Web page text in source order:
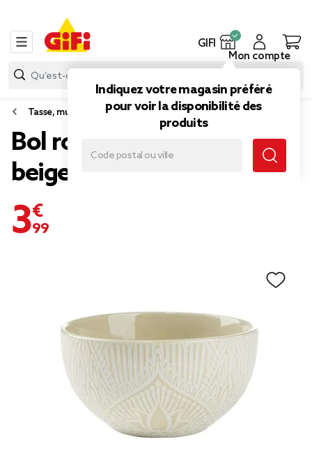
GIFI
Indiquez votre magasin préféré
pour voir la disponibilité des
produits
Mon compte
Tasse, mug et bol
Bol rond Sahara céramique
beige 65cl Ø13,8xH7,4cm
3,99 €